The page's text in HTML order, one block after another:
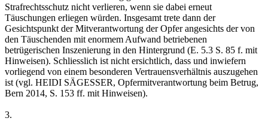
Strafrechtsschutz nicht verlieren, wenn sie dabei erneut
Täuschungen erliegen würden. Insgesamt trete dann der
Gesichtspunkt der Mitverantwortung der Opfer angesichts der von
den Täuschenden mit enormem Aufwand betriebenen
betrügerischen Inszenierung in den Hintergrund (E. 5.3 S. 85 f. mit
Hinweisen). Schliesslich ist nicht ersichtlich, dass und inwiefern
vorliegend von einem besonderen Vertrauensverhältnis auszugehen
ist (vgl. HEIDI SÄGESSER, Opfermitverantwortung beim Betrug,
Bern 2014, S. 153 ff. mit Hinweisen).
3.